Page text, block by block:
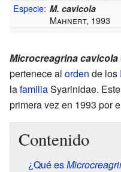
Especie: M. cavicola
Mahnert, 1993
Microcreagrina cavicola
pertenece al orden de los
lafamiliaSyarinidae.
primera vez en 1993 por
Contenido
¿Qué es